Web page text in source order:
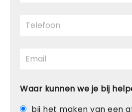
Waar kunnen we je bij
bij het maken van een